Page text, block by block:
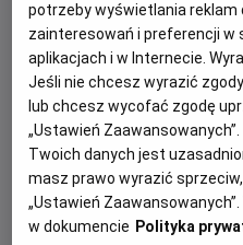
Psi Patrol i
Dołącz do dzielnych
największej misji ratunkowej
Czytaj więcej
potrzeby wyświetlania reklam
zainteresowań i preferencji w
aplikacjach i w Internecie.
Jeśli nie chcesz wyrazić
lub chcesz wycofać zgodę
„Ustawień
Twoich danych jest
masz prawo wyrazić
„Ustawień
w dokumencie Polityka